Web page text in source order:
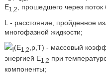
E1,2, прошедшего через поток
L - расстояние, пройденное
многофазной жидкости;
i(E1,2,p,T) - массовый
энергией E1,2 при
компоненты;